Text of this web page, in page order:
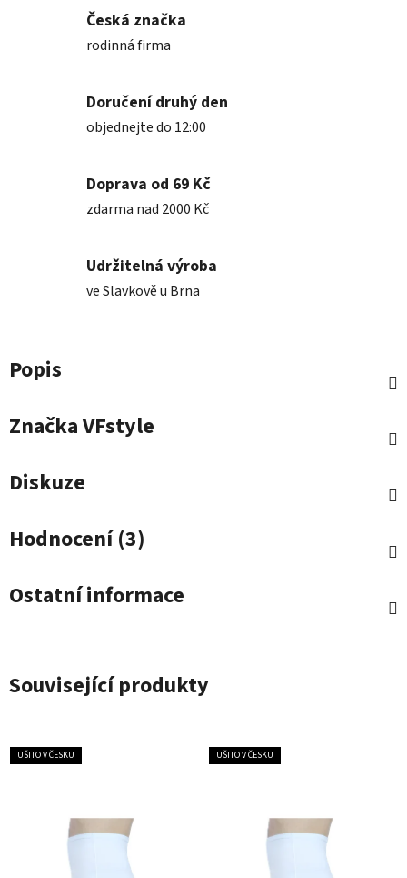
Česká značka
rodinná firma
Doručení druhý den
objednejte do 12:00
Doprava od 69 Kč
zdarma nad 2000 Kč
Udržitelná výroba
ve Slavkově u Brna
Popis
ZnačkaVFstyle
Diskuze
Hodnocení (3)
Ostatní informace
Související produkty
UŠITO V ČESKU UŠITO V ČESKU